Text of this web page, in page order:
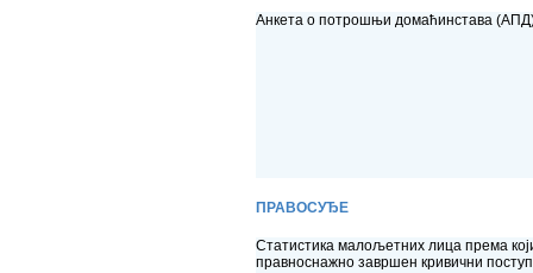
Анкета о потрошњи домаћинстава
ПРАВОСУЂЕ
Статистика малољетних лица према
правноснажно завршен кривични